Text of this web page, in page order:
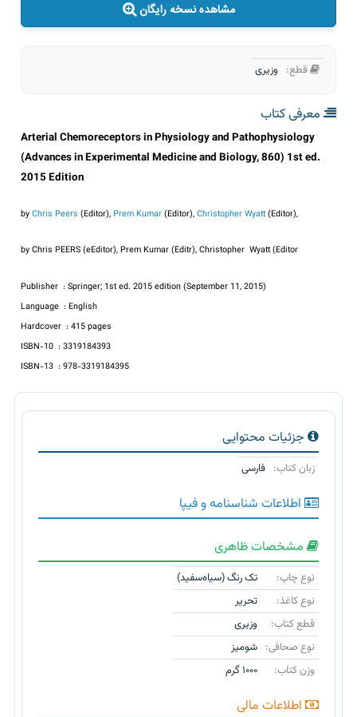
مشاهده نسخه رایگان
قطع: وزیری
معرفی کتاب
Arterial Chemoreceptors in Physiology and Pathophysiology
(Advances in Experimental Medicine and Biology, 860) 1st ed.
2015 Edition
byChris Peers (Editor),Prem Kumar(Editor),Christopher Wyatt(Editor),
by Chris PEERS (eEditor), Prem Kumar (Editr), Christopher Wyatt (Editor
Publisher ‏ : ‎Springer; 1st ed. 2015 edition (September 11, 2015)
Language ‏ : ‎English
Hardcover ‏ : ‎415 pages
ISBN-10 ‏ : ‎3319184393
ISBN-13 ‏ : ‎978-3319184395
جزئیات محتوایی
زبان کتاب: فارسی
اطلاعات شناسنامه و فیپا
مشخصات ظاهری
نوع چاپ:
تک رنگ (سیاه‌سفید)
نوع کاغذ:
تحریر
قطع کتاب:
وزیری
نوع صحافی: شومیز
وزن کتاب:
۱۰۰۰ گرم
اطلاعات مالی